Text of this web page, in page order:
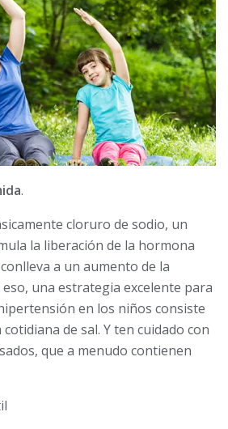
.
cloruro de sodio, un
la liberación de la hormona
a un aumento de la
una estrategia excelente para
en los niños consiste
de sal. Y ten cuidado con
que a menudo contienen